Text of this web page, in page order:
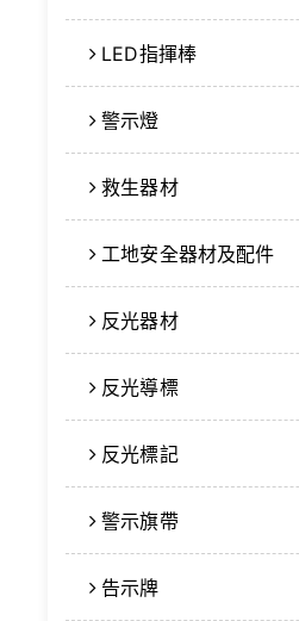
LED指揮棒
警示燈
救生器材
工地安全器材及配件
反光器材
反光導標
反光標記
警示旗帶
告示牌